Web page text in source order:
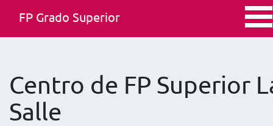
FP Grado Superior
Centro de FP Superior
Salle